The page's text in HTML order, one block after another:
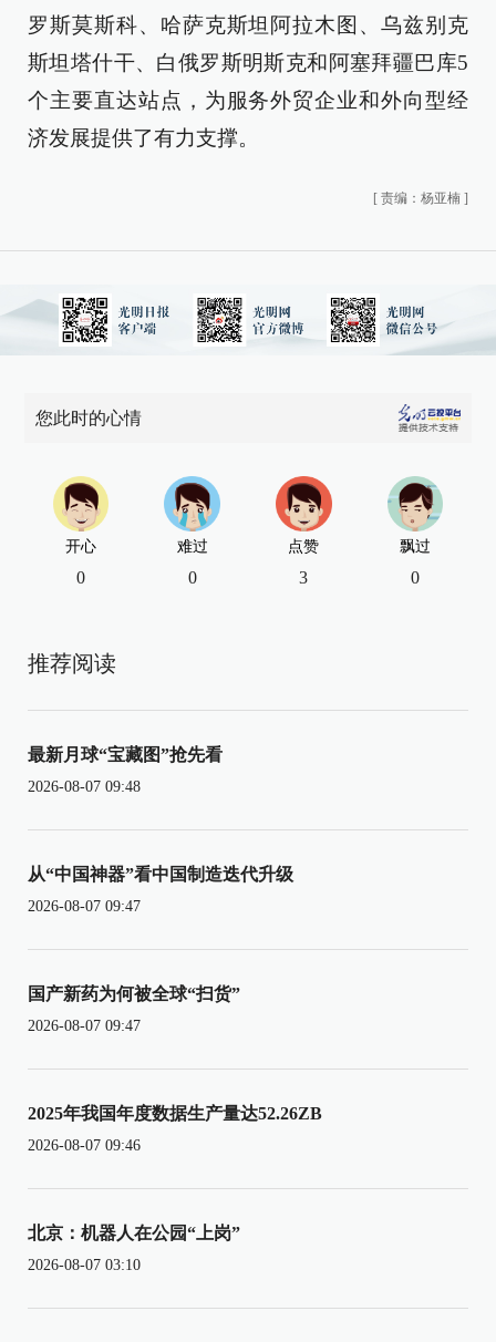
罗斯莫斯科、哈萨克斯坦阿拉木图、乌兹别克
斯坦塔什干、白俄罗斯明斯克和阿塞拜疆巴库5
个主要直达站点，为服务外贸企业和外向型经
济发展提供了有力支撑。
[ 责编：杨亚楠 ]
您此时的心情
开心
0
难过
0
点赞
3
飘过
0
推荐阅读
最新月球“宝藏图”抢先看
2026-08-07 09:48
从“中国神器”看中国制造迭代升级
2026-08-07 09:47
国产新药为何被全球“扫货”
2026-08-07 09:47
2025年我国年度数据生产量达52.26ZB
2026-08-07 09:46
北京：机器人在公园“上岗”
2026-08-07 03:10